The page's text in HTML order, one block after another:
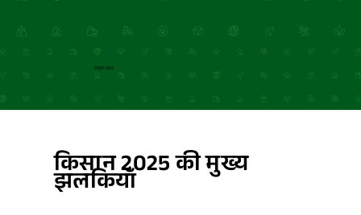
विस्तृत नक्शा
किसान 2025 की मुख्य
झलकियाँ